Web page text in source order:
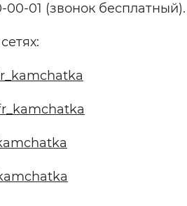
00-01 (звонок бесплатный).